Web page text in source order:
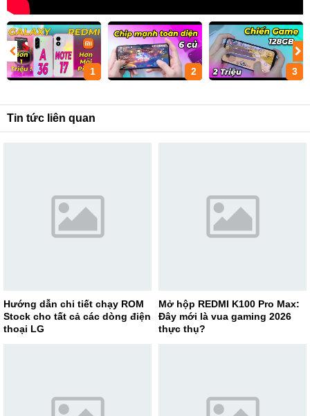
1 2 3
Tin tức liên quan
Hướng dẫn chi tiết chạy ROM
Stock cho tất cả các dòng điện
thoại LG
Mở hộp REDMI K100 Pro Max:
Đây mới là vua gaming 2026
thực thụ?